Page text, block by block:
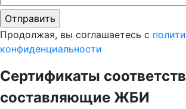
Продолжая, вы соглашаетесь с
конфиденциальности
Сертификаты
составляющие ЖБИ